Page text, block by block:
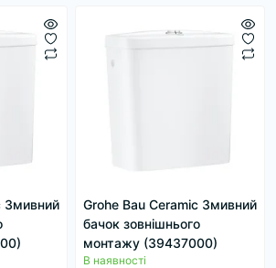
Змивний
Grohe Bau Ceramic Змивний
бачок зовнішнього
монтажу (39437000)
В наявності